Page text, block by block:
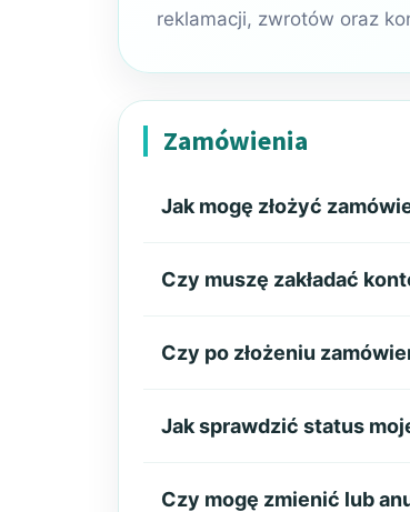
reklamacji, zwrotów oraz
Zamówienia
Jak mogę złożyć
Czy muszę zakładać
Czy po złożeniu
Jak sprawdzić status
Czy mogę zmienić lub